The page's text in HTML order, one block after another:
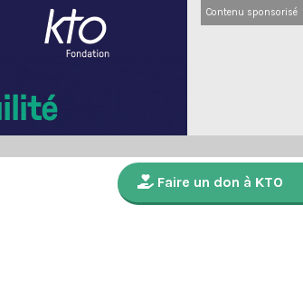
Contenu sponsorisé
Faire un don à KTO